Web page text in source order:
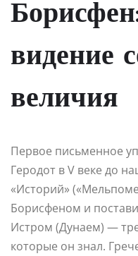
видение
величия
Первое письменное
Геродот в V веке до
«Историй»
Борисфеном и
Истром (Дунаем) —
которые он знал.